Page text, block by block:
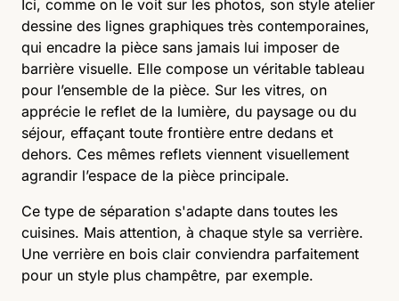
Ici, comme on le voit sur les photos, son style atelier
dessine des lignes graphiques très contemporaines,
qui encadre la pièce sans jamais lui imposer de
barrière visuelle. Elle compose un véritable tableau
pour l’ensemble de la pièce. Sur les vitres, on
apprécie le reflet de la lumière, du paysage ou du
séjour, effaçant toute frontière entre dedans et
dehors. Ces mêmes reflets viennent visuellement
agrandir l’espace de la pièce principale.
Ce type de séparation s'adapte dans toutes les
cuisines. Mais attention, à chaque style sa verrière.
Une verrière en bois clair conviendra parfaitement
pour un style plus champêtre, par exemple.